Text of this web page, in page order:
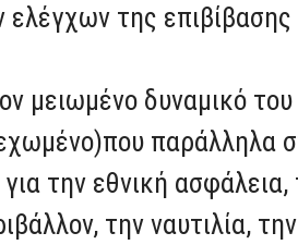
της
μειωμένο δυναμικό
παράλληλα
την εθνική ασφάλεια,
την ναυτιλία,